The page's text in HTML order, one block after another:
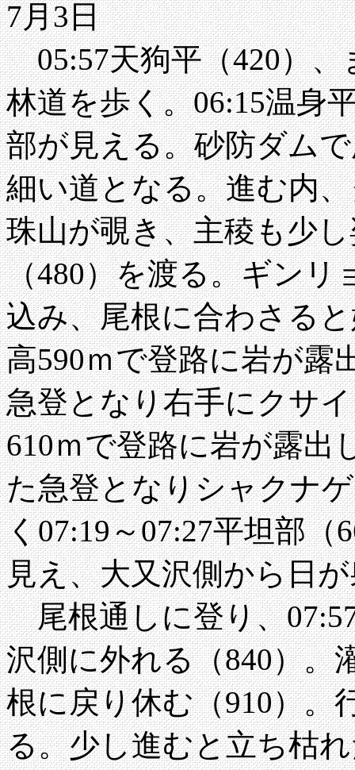
7月3日
05:57天狗平（420）、
林道を歩く。06:15温身
部が見える。砂防ダム
細い道となる。進む内
珠山が覗き、主稜も少
（480）を渡る。ギンリ
込み、尾根に合わさる
高590ｍで登路に岩が露
急登となり右手にクサ
610ｍで登路に岩が露出
た急登となりシャクナ
く07:19～07:27平坦部
見え、大又沢側から日
尾根通しに登り、
沢側に外れる（840）。
根に戻り休む（910）。
る。少し進むと立ち枯